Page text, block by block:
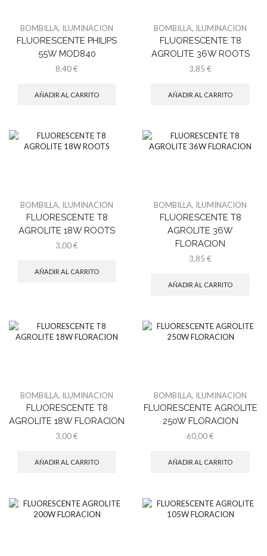
BOMBILLA, ILUMINACION
FLUORESCENTE PHILIPS
55W MOD840
8,40€
AÑADIR AL CARRITO
BOMBILLA, ILUMINACION
FLUORESCENTE T8
AGROLITE 36W ROOTS
3,85 €
AÑADIR AL CARRITO
BOMBILLA, ILUMINACION
FLUORESCENTE T8
AGROLITE 18W ROOTS
3,00€
AÑADIR AL CARRITO
BOMBILLA, ILUMINACION
FLUORESCENTE T8
AGROLITE 36W
FLORACION
3,85 €
AÑADIR AL CARRITO
BOMBILLA, ILUMINACION
FLUORESCENTE T8
AGROLITE 18W FLORACION
3,00€
AÑADIR AL CARRITO
BOMBILLA, ILUMINACION
FLUORESCENTE AGROLITE
250W FLORACION
60,00€
AÑADIR AL CARRITO